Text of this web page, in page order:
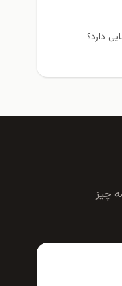
دارد؟
چيز